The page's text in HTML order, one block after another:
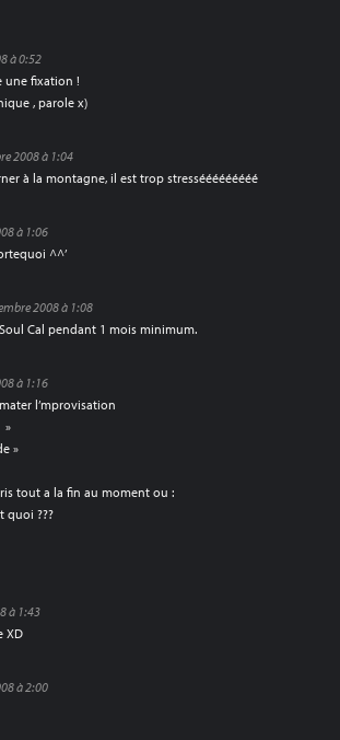
à 0:52
une fixation !
, parole x)
2008 à 1:04
à la montagne, il est trop stressééééééééé
à 1:06
^^’
2008 à 1:08
Cal pendant 1 mois minimum.
à 1:16
l’mprovisation
»
»
tout a la fin au moment ou :
quoi ???
à 1:43
XD
à 2:00